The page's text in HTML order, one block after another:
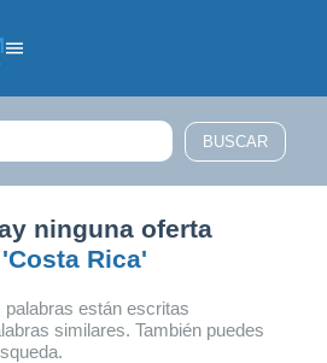
ninguna oferta
'Costa Rica'
están escritas
similares. También puedes